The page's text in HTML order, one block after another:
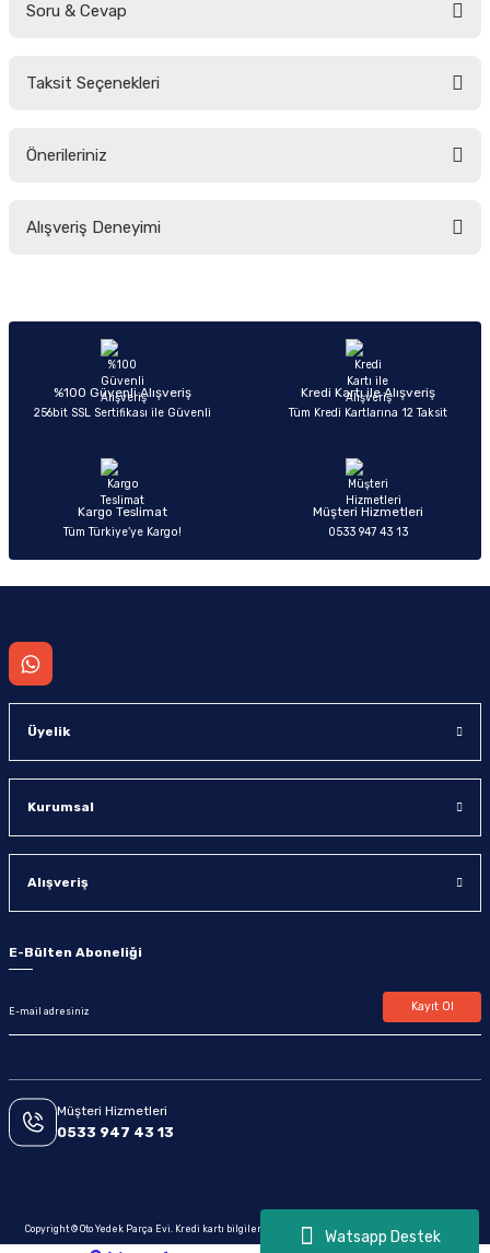
Watsapp Destek
Soru & Cevap
Taksit Seçenekleri
Önerileriniz
yetersiz gördüğünüz noktaları öneri formunu kullanarak tarafımıza
Ürün açıklamasında eksik bilgiler bulunuyor.
Ürün bilgilerinde hatalar bulunuyor.
Ürün fiyatı diğer sitelerden daha pahalı.
Alışveriş Deneyimi
Sitemize ilk yorumu siz yapın!
%100 Güvenli Alışveriş
256bit SSL Sertifikası ile Güvenli
Kredi Kartı ile Alışveriş
Tüm Kredi Kartlarına 12 Taksit
Kargo Teslimat
Tüm Türkiye’ye Kargo!
Müşteri Hizmetleri
0533 947 43 13
Üyelik
Kurumsal
Alışveriş
E-Bülten Aboneliği
Kayıt Ol
Müşteri Hizmetleri
0533 947 43 13
Copyright © Oto Yedek Parça Evi. Kredi kartı bilgileriniz 256bit SSL sertifikası ile korunmaktadır.